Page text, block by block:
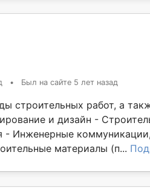
• Был на сайте 5 лет назад
строительных работ, а
и дизайн -
- Инженерные коммуникации,
материалы (п...